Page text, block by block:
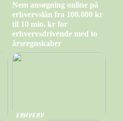
Nem ansøgning online på
erhvervslån fra 100.000 kr
til 10 mio. kr for
erhvervsdrivende med to
årsregnskaber
ERHVERV